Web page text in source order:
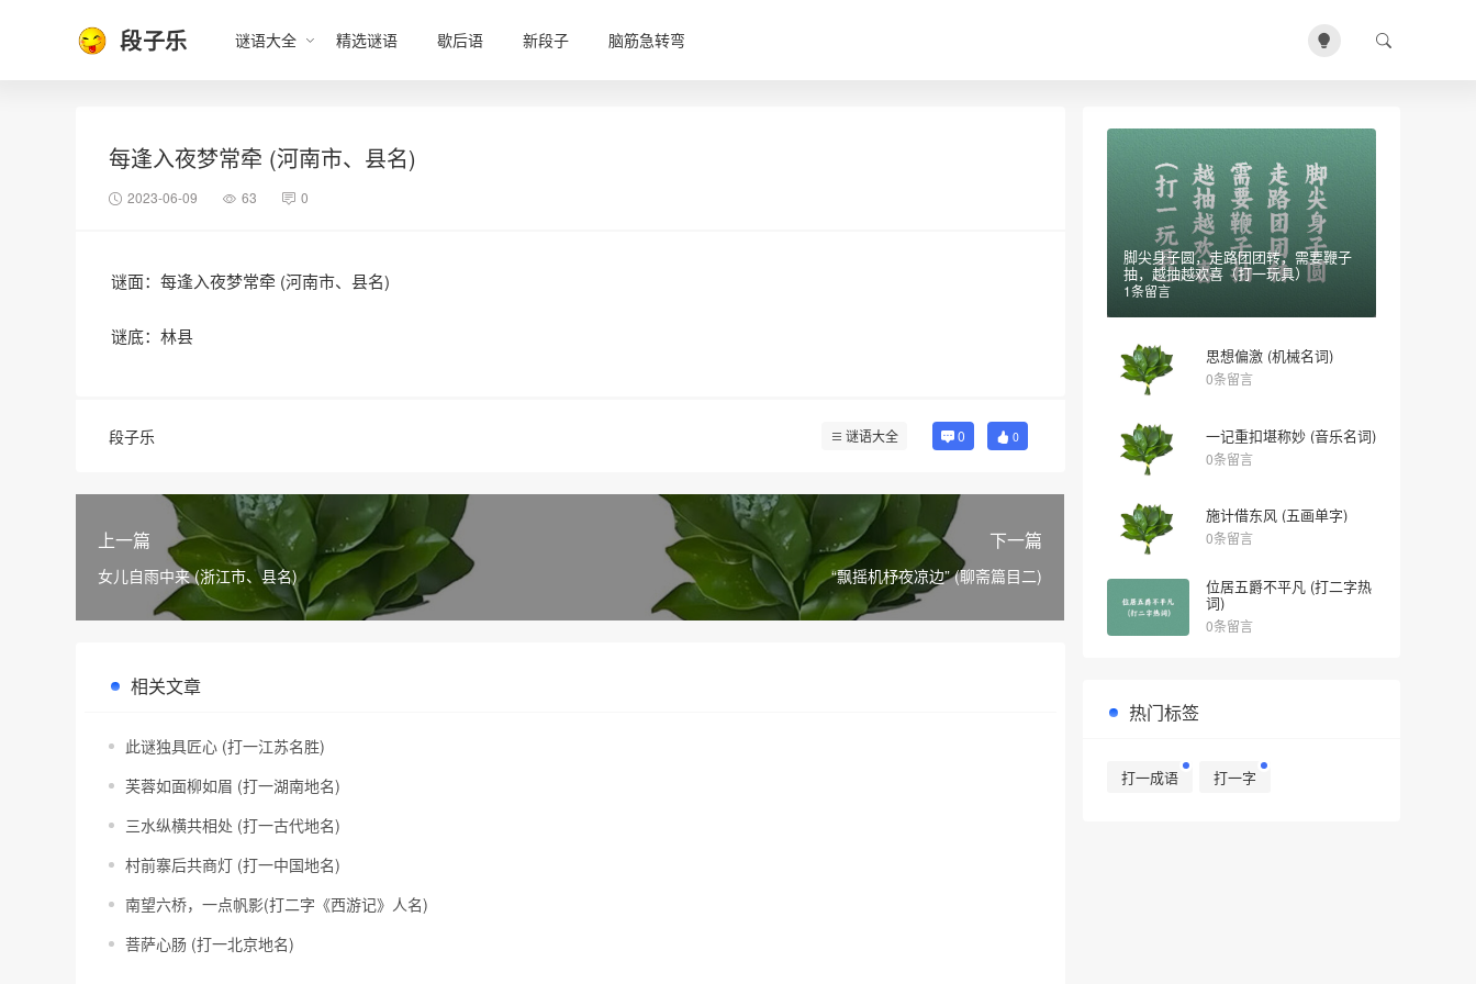
段子乐 谜语大全 精选谜语 歇后语 新段子 脑筋急转弯
每逢入夜梦常牵 (河南市、县名)
2023-06-09 63 0
谜面：每逢入夜梦常牵 (河南市、县名)
谜底：林县
段子乐 谜语大全 0 0
上一篇
女儿自雨中来 (浙江市、县名)
下一篇
“飘摇机杼夜凉边” (聊斋篇目二)
相关文章
此谜独具匠心 (打一江苏名胜)
芙蓉如面柳如眉 (打一湖南地名)
三水纵横共相处 (打一古代地名)
村前寨后共商灯 (打一中国地名)
南望六桥，一点帆影(打二字《西游记》人名)
菩萨心肠 (打一北京地名)
脚尖身子圆，走路团团转，需要鞭子
抽，越抽越欢喜（打一玩具）
1条留言
思想偏激 (机械名词)
0条留言
一记重扣堪称妙 (音乐名词)
0条留言
施计借东风 (五画单字)
0条留言
位居五爵不平凡 (打二字热
词)
0条留言
热门标签
打一成语 打一字